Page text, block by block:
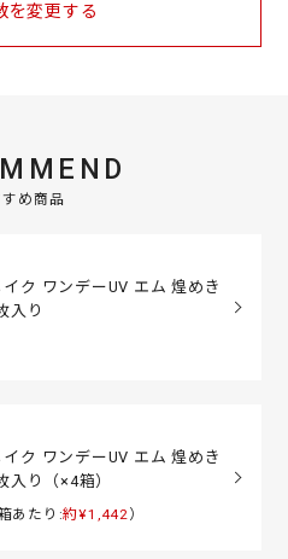
を変更する
め商品
ク ワンデーUV エム 煌めき
入り
イク ワンデーUV エム 煌めき
入り（×4箱）
あたり:約¥1,442）